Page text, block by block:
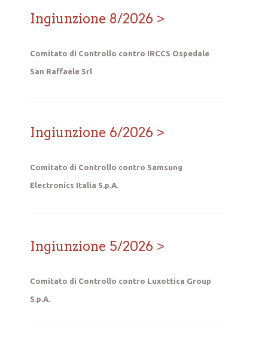
Ingiunzione 8/2026
Comitato di Controllo contro IRCCS Ospedale
San Raffaele Srl
Ingiunzione 6/2026
Comitato di Controllo contro Samsung
Electronics Italia S.p.A.
Ingiunzione 5/2026
Comitato di Controllo contro Luxottica Group
S.p.A.